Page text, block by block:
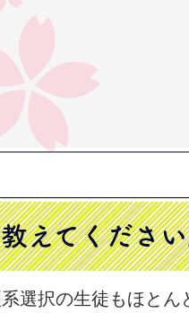
教えてくださ
選択の生徒もほとん